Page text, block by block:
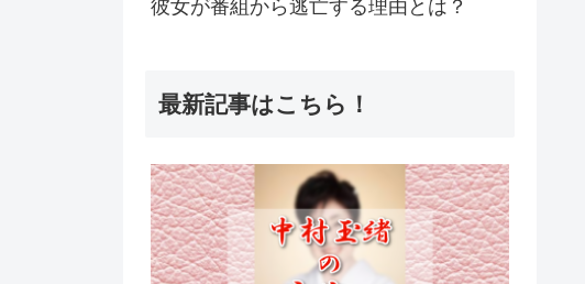
彼女が番組から逃亡する理由とは？
最新記事はこちら！